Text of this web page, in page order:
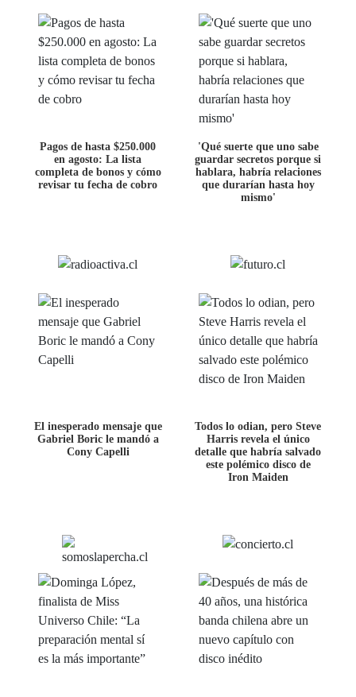
Pagos de hasta $250.000
en agosto: La lista
completa de bonos y cómo
revisar tu fecha de cobro
'Qué suerte que uno sabe
guardar secretos porque si
hablara, habría relaciones
que durarían hasta hoy
mismo'
El inesperado mensaje que
Gabriel Boric le mandó a
Cony Capelli
Todos lo odian, pero Steve
Harris revela el único
detalle que habría salvado
este polémico disco de
Iron Maiden